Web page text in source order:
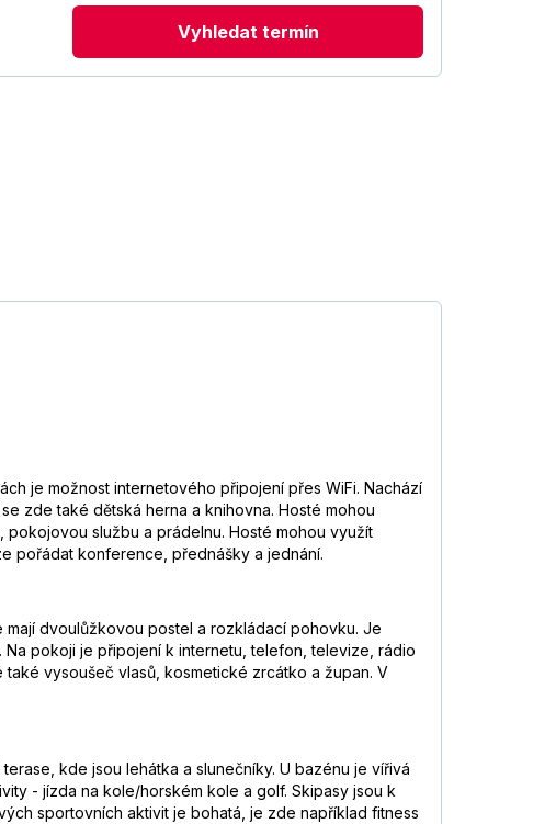
Vyhledat termín
je možnost internetového připojení přes WiFi. Nachází
zde také dětská herna a knihovna. Hosté mohou
službu a prádelnu. Hosté mohou využít
pořádat konference, přednášky a jednání.
dvoulůžkovou postel a rozkládací pohovku. Je
pokoji je připojení k internetu, telefon, televize, rádio
vysoušeč vlasů, kosmetické zrcátko a župan. V
kde jsou lehátka a slunečníky. U bazénu je vířivá
- jízda na kole/horském kole a golf. Skipasy jsou k
sportovních aktivit je bohatá, je zde například fitness